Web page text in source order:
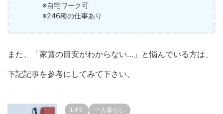
※自宅ワーク可
※246種の仕事あり
また、「家賃の目安がわからない…」と悩んでいる方は、
下記記事を参考にしてみて下さい。
LIFE 一人暮らし